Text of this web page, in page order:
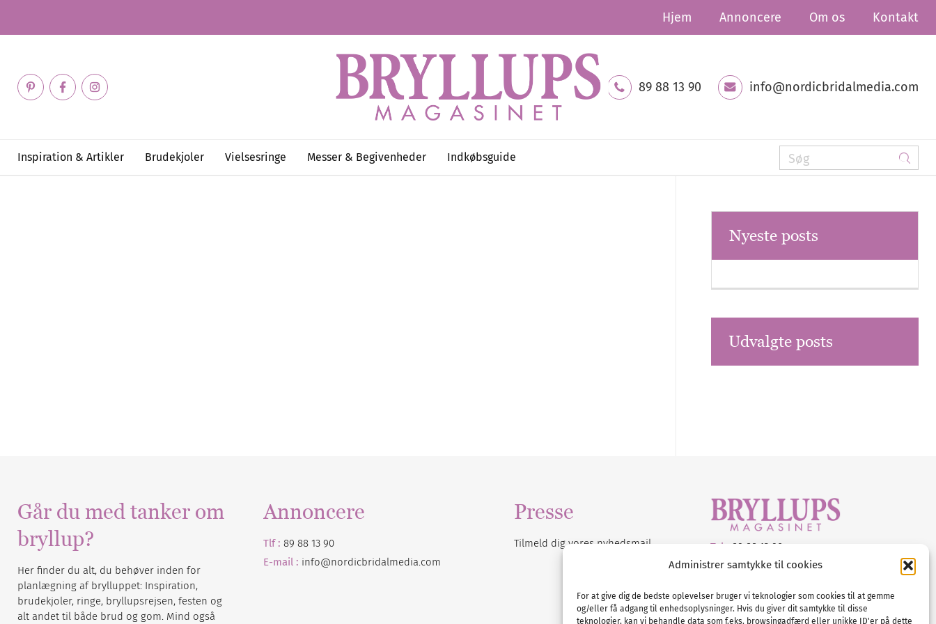
Administrer samtykke til cookies
For at give dig de bedste oplevelser bruger vi teknologier som cookies til at gemme
og/eller få adgang til enhedsoplysninger. Hvis du giver dit samtykke til disse
teknologier, kan vi behandle data som f.eks. browsingadfærd eller unikke ID'er på dette
Hjem Annoncere Om os Kontakt
89 88 13 90 info@nordicbridalmedia.com
Inspiration & Artikler Brudekjoler Vielsesringe Messer & Begivenheder Indkøbsguide
Nyeste posts
Udvalgte posts
Går du med tanker om
bryllup?
Her finder du alt, du behøver inden for
planlægning af brylluppet: Inspiration,
brudekjoler, ringe, bryllupsrejsen, festen og
alt andet til både brud og gom. Mind også
Annoncere
Tlf : 89 88 13 90
E-mail : info@nordicbridalmedia.com
Presse
Tilmeld dig vores nyhedsmail Tel :
89 88 13 90
E-post:info@nordicbridalmedia.com
© All rights reserved.
Org.nr: DK34787271